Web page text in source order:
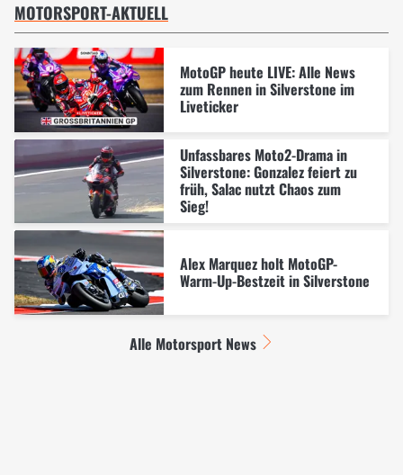
MOTORSPORT-AKTUELL
MotoGP heute LIVE: Alle News
zum Rennen in Silverstone im
Liveticker
Unfassbares Moto2-Drama in
Silverstone: Gonzalez feiert zu
früh, Salac nutzt Chaos zum
Sieg!
Alex Marquez holt MotoGP-
Warm-Up-Bestzeit in Silverstone
Alle Motorsport News